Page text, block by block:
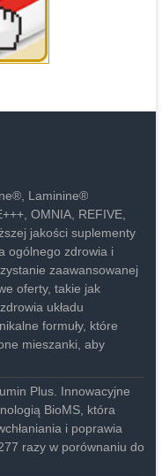
Laminine®
OMNIA, REFIVE,
jakości suplementy
ogólnego zdrowia i
zaawansowanej
oferty, takie jak
układu
formuły, które
mieszanki, aby
Plus. Innowacyjne
BioMS, która
i poprawia
razy w porównaniu do